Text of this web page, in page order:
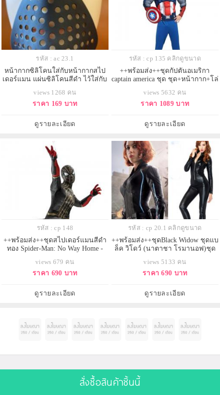
สั่งซื้อสินค้าชิ้นนี้
รหัส : ac 23.1
หน้ากากซิลิโคนใส่กับหน้ากากสไป
เดอร์แมน แผ่นซิลิโคนสีดำ ไว้ใส่กับ
แมน ช่วยให้หายใจได้ง่ายขึ้น
views 1268 คน
ราคา 169 บาท
ดูรายละเอียด
รหัส : cp 135 คลิกดูขนาด
++พร้อมส่ง++ชุดกัปตันอเมริกา
captain america ชุด ชุด+หน้ากาก+โล่
กับความสูง 168-185 cm.
views 5632 คน
ราคา 1089 บาท
ดูรายละเอียด
รหัส : cp 148
++พร้อมส่ง++ชุดสไปเดอร์แมนสีดำ
ทอง Spider-Man: No Way Home -
views 679 คน
ราคา 690 บาท
ดูรายละเอียด
รหัส : cp 20.1 คลิกดูขนาด
++พร้อมส่ง++ชุดBlack Widow ชุดแบ
ล็ค วิโดว์ (นาตาชา โรมานอฟ)ชุด
views 5133 คน
ราคา 690 บาท
ดูรายละเอียด